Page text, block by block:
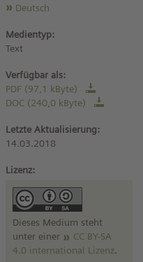
Deutsch
Medientyp:
Text
Verfügbar als:
PDF (97,1 kByte)
DOC (240,0 kByte)
Letzte Aktualisierung:
14.03.2018
Lizenz:
Dieses Medium steht
unter einer
CC BY-SA
4.0 international Lizenz.